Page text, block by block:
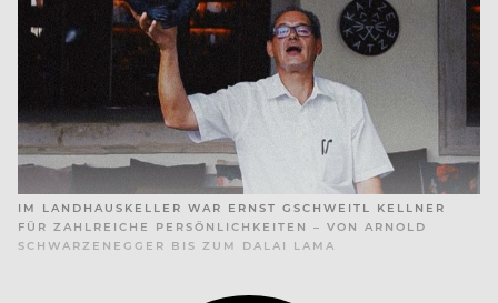
IM LANDHAUSKELLER WAR ERNST GSCHWEITL KELLNER
FÜR ZAHLREICHE PERSÖNLICHKEITEN – VON ARNOLD
SCHWARZENEGGER BIS ZUM DALAI LAMA